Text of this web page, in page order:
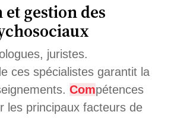
gestion des
juristes.
ces spécialistes garantit la
Compétences
les principaux facteurs de